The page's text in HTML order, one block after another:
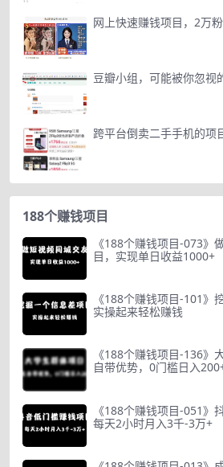
网上快速赚钱项目，2万
豆瓣小组，可能被你忽视
跨平台倒卖二手手机的项
188个赚钱项目
《188个赚钱项目-073》
目，实现单日收益1000+
《188个赚钱项目-101》
实操起来轻松赚钱
《188个赚钱项目-136》
自带优势，0门槛日入
《188个赚钱项目-051》
每天2小时月入3千-3万+